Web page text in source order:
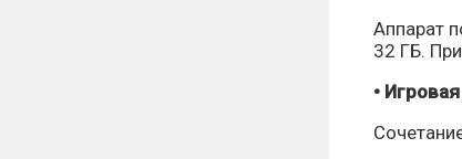
Аппарат
32 ГБ.
•